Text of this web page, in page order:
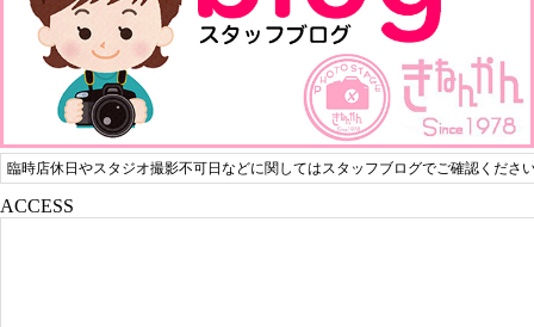
臨時店休日やスタジオ撮影不可日などに関してはスタッフブログでご確認くださ
ACCESS